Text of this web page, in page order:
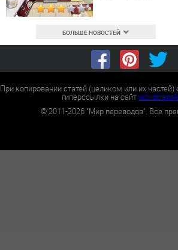
БОЛЬШЕ НОВОСТЕЙ
При копировании статей (целиком или их
гиперссылки на сайт
©2011-2026 "Мир переводов". Все